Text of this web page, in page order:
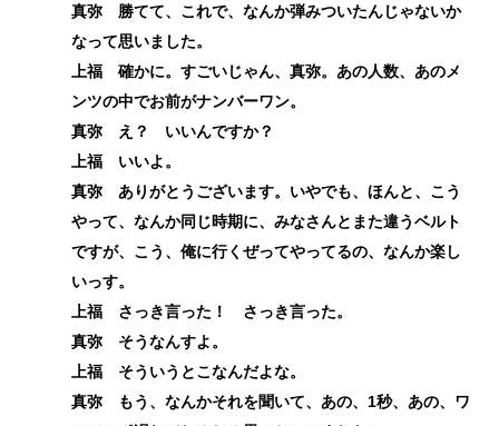
真弥 勝てて、これで、なんか弾みついたんじゃないか
なって思いました。
上福 確かに。すごいじゃん、真弥。あの人数、あのメ
ンツの中でお前がナンバーワン。
真弥 え？ いいんですか？
上福 いいよ。
真弥 ありがとうございます。いやでも、ほんと、こう
やって、なんか同じ時期に、みなさんとまた違うベルト
ですが、こう、俺に行くぜってやってるの、なんか楽し
いっす。
上福 さっき言った！ さっき言った。
真弥 そうなんすよ。
上福 そういうとこなんだよな。
真弥 もう、なんかそれを聞いて、あの、1秒、あの、ワ